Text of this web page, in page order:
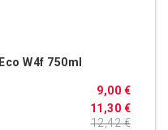
W4f 750ml
11,30 €
9,00 €
12,42 €